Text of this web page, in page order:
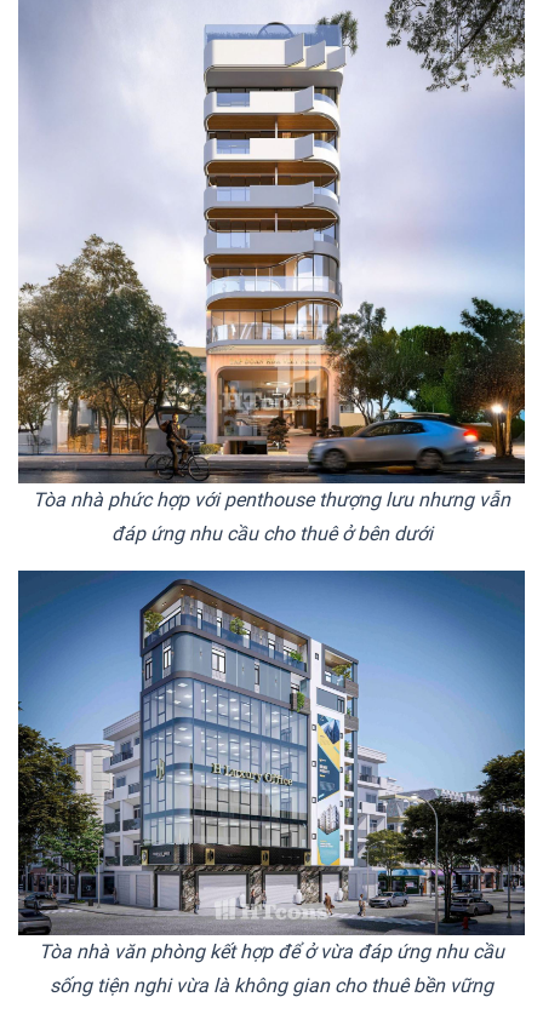
Tòa nhà phức hợp với penthouse thượng lưu nhưng vẫn
đáp ứng nhu cầu cho thuê ở bên dưới
Tòa nhà văn phòng kết hợp để ở vừa đáp ứng nhu cầu
sống tiện nghi vừa là không gian cho thuê bền vững